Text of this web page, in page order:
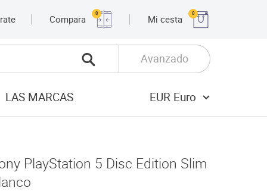
Compara
0
Mi cesta
0
Avanzado
LAS MARCAS EUR Euro
PlayStation 5 Disc Edition Slim